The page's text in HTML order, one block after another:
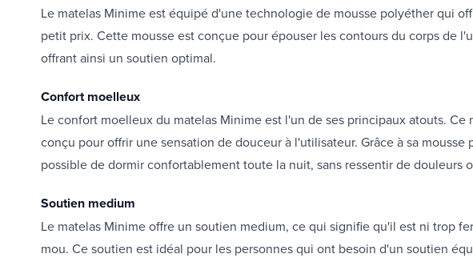
Le matelas Minime est équipé d'une technologie de mousse polyéther qui
petit prix. Cette mousse est conçue pour épouser les contours du corps de
offrant ainsi un soutien optimal.
Confort moelleux
Le confort moelleux du matelas Minime est l'un de ses principaux atouts. Ce
conçu pour offrir une sensation de douceur à l'utilisateur. Grâce à sa mousse
possible de dormir confortablement toute la nuit, sans ressentir de douleurs
Soutien medium
Le matelas Minime offre un soutien medium, ce qui signifie qu'il est ni trop
mou. Ce soutien est idéal pour les personnes qui ont besoin d'un soutien